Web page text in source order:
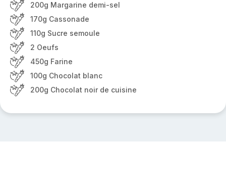
200g Margarine demi-sel
170g Cassonade
110g Sucre semoule
2 Oeufs
450g Farine
100g Chocolat blanc
200g Chocolat noir de cuisine